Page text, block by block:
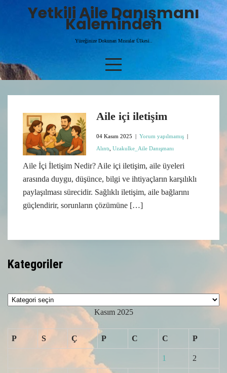
Yetkili Aile Danışmanı
Kaleminden
Yüreğinize Dokunan Mısralar Ülkesi..
Aile içi iletişim
04 Kasım 2025 |Yorum yapılmamış |
Alıntı ,Uzakulke_Aile Danışmanı
Aile İçi İletişim Nedir? Aile içi iletişim, aile üyeleri
arasında duygu, düşünce, bilgi ve ihtiyaçların karşılıklı
paylaşılması sürecidir. Sağlıklı iletişim, aile bağlarını
güçlendirir, sorunların çözümüne […]
Kategoriler
Kategoriler
Kasım 2025
P S Ç P C C P
1 2